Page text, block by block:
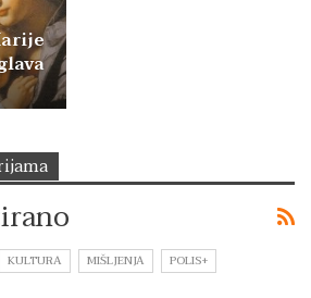
KULTURA MIŠLJENJA
POLIS+